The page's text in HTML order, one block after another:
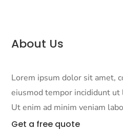
About Us
Lorem ipsum dolor sit amet,
eiusmod tempor incididunt ut
Ut enim ad minim veniam
Get a free quote